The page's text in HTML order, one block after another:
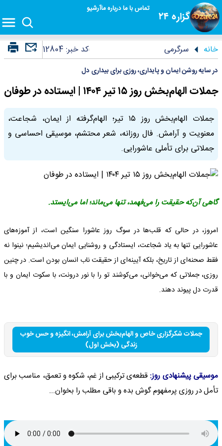
گزاره ۲۴
تماس با مادرباره ماآرشیو
خانه سرگرمی کد خبر:12804
در سایه روشن ایمان و پایداری، روزی برای بیداری دل
جملات الهام‌بخش روز ۱۵ تیر ۱۴۰۴ | ایستاده در طوفان
جملات الهام‌بخش روز ۱۵ تیر؛ الهام‌گرفته از ایمان، شجاعت،
معنویت و آرامش. فال روزانه، شعر محتشم، موسیقی احساسی و
جملاتی برای تأملی عاشورایی.
گاهی آن‌که حقیقت را می‌فهمد، تنها می‌ماند؛ اما می‌ایستد.
امروز، در حالی که قلب‌ها در سوگ روز عاشورا سنگین است، از آموزه‌های
عاشورایی تنها به یاد شجاعت، ایستادگی و روشنایی ایمان می‌اندیشیم؛ نینوا نه
فقط صحنه‌ای از تاریخ، بلکه آیینه‌ای از حقیقت ناب انسان بودن است. در چنین
روزی، جملاتی که می‌خوانی، می‌کوشند تو را با نور درونت، با سکوت ایمان و با
قدرت دل پیوند دهند.
جملات شکرگزاری خاص و الهام‌بخش برای آرامش، انگیزه و حس خوب
زندگی (بخش اول)
موسیقی پیشنهادی روز: قطعه‌ی ترکیبی از غم، شکوه و تعمق، مناسب برای
تأمل در روزی پرمفهوم گوش بده و باقی مطلب را بخوان...